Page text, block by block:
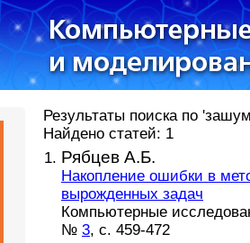
Результаты поиска по
Найдено статей: 1
Рябцев А.Б.
Накопление ошибки в
вырожденных задач
Компьютерные
№ 3, с. 459-472